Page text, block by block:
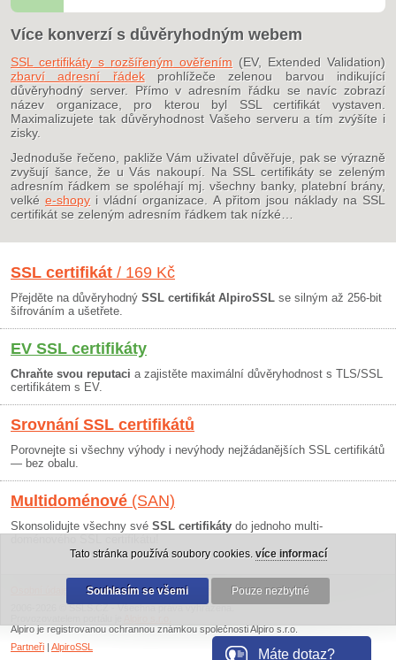
Více konverzí s důvěryhodným webem
SSL certifikáty s rozšířeným ověřením (EV, Extended Validation)
zbarví adresní řádekprohlížeče zelenou barvou indikující
důvěryhodný server. Přímo v adresním řádku se navíc zobrazí
název organizace, pro kterou byl SSL certifikát vystaven.
Maximalizujete tak důvěryhodnost Vašeho serveru a tím zvýšíte i
zisky.
Jednoduše řečeno, pakliže Vám uživatel důvěřuje, pak se výrazně
zvyšují šance, že u Vás nakoupí. Na SSL certifikáty se zeleným
adresním řádkem se spoléhají mj. všechny banky, platební brány,
velkée-shopyi vládní organizace. A přitom jsou náklady na SSL
certifikát se zeleným adresním řádkem tak nízké…
SSL certifikát / 169 Kč
Přejděte na důvěryhodný SSL certifikát AlpiroSSL se silným až 256-bit
šifrováním a ušetřete.
EV SSL certifikáty
Chraňte svou reputaci a zajistěte maximální důvěryhodnost s TLS/SSL
certifikátem s EV.
Srovnání SSL certifikátů
Porovnejte si všechny výhody i nevýhody nejžádanějších SSL certifikátů
— bez obalu.
Multidoménové (SAN)
Skonsolidujte všechny své SSL certifikáty do jednoho multi-
Obchodní podmínky|30 dní záruka
2006-2026 © SSLS.CZ - Všechna práva vyhrazena.
Alpiro je registrovanou ochrannou známkou společnosti Alpiro s.r.o.
Partneři | AlpiroSSL Máte dotaz?
Tato stránka používá soubory cookies. více informací
Souhlasím se všemi Pouze nezbytné